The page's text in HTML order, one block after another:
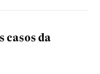
casos da